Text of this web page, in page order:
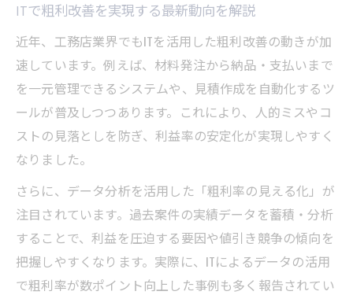
ITで粗利改善を実現する最新動向を解説
近年、工務店業界でもITを活用した粗利改善の動きが加
速しています。例えば、材料発注から納品・支払いまで
を一元管理できるシステムや、見積作成を自動化するツ
ールが普及しつつあります。これにより、人的ミスやコ
ストの見落としを防ぎ、利益率の安定化が実現しやすく
なりました。
さらに、データ分析を活用した「粗利率の見える化」が
注目されています。過去案件の実績データを蓄積・分析
することで、利益を圧迫する要因や値引き競争の傾向を
把握しやすくなります。実際に、ITによるデータの活用
で粗利率が数ポイント向上した事例も多く報告されてい